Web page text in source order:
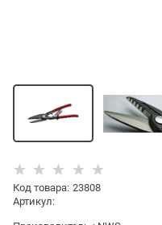
Код товара: 23808
Артикул: